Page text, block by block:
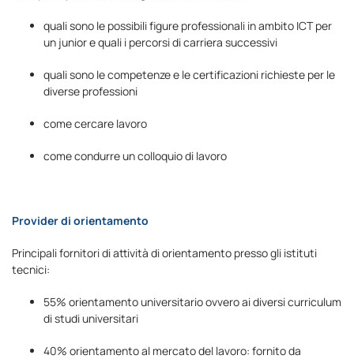
quali sono le possibili figure professionali in ambito ICT per
un junior e quali i percorsi di carriera successivi
quali sono le competenze e le certificazioni richieste per le
diverse professioni
come cercare lavoro
come condurre un colloquio di lavoro
Provider di orientamento
Principali fornitori di attività di orientamento presso gli istituti
tecnici:
55% orientamento universitario ovvero ai diversi curriculum
di studi universitari
40% orientamento al mercato del lavoro: fornito da